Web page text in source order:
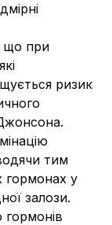
що при
ризик
тим
гормонах у
залози.